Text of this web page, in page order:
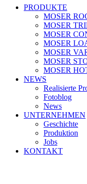
PRODUKTE
MOSER
MOSER
MOSER
MOSER
MOSER
MOSER
MOSER
NEWS
Realisierte
Fotoblog
News
UNTERNEHMEN
Geschichte
Produktion
Jobs
KONTAKT